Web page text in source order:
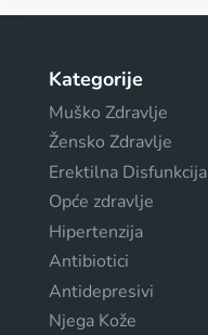
Kategorije
Muško Zdravlje
Žensko Zdravlje
Erektilna Disfunkcija
Opće zdravlje
Hipertenzija
Antibiotici
Antidepresivi
Njega Kože